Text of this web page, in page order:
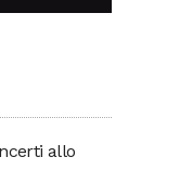
allo